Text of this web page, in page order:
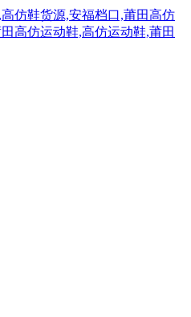
仿鞋货源,安福档口,莆田高仿
高仿运动鞋,高仿运动鞋,莆田